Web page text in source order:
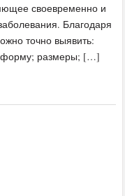
своевременно и
Благодаря
точно выявить:
форму; размеры; […]